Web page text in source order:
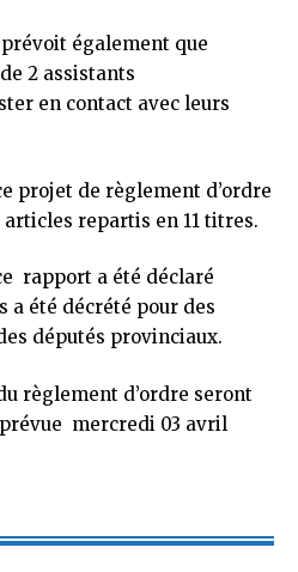
également que
2 assistants
en contact avec leurs
projet de règlement d’ordre
repartis en 11 titres.
rapport a été déclaré
a été décrété pour des
députés provinciaux.
règlement d’ordre seront
mercredi 03 avril